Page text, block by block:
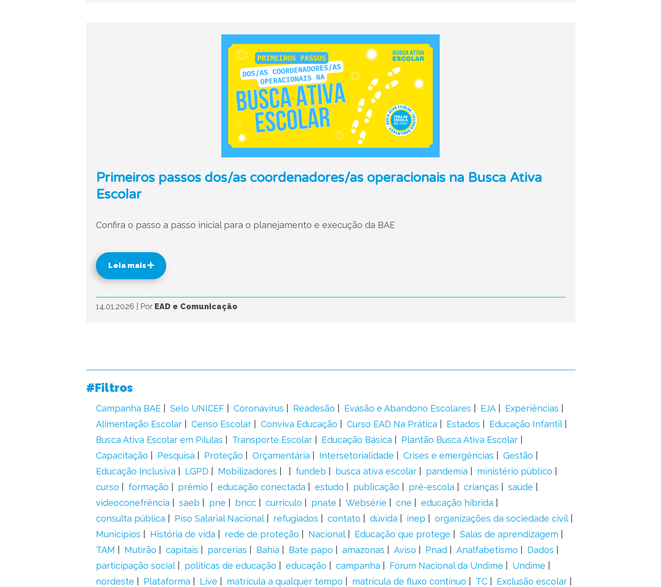
Primeiros passos dos/as coordenadores/as operacionais na Busca Ativa
Escolar
Confira o passo a passo inicial para o planejamento e execução da BAE
Leia mais
14.01.2026 Por EAD e Comunicação
#Filtros
Campanha BAE Selo UNICEF Coronavírus Readesão Evasão e Abandono Escolares EJA
Experiências
Alimentação Escolar
Censo Escolar Conviva Educação Curso EAD Na Prática Estados
Educação Infantil
Busca Ativa Escolar em Pílulas
Transporte Escolar Educação Básica
Plantão Busca Ativa Escolar
Capacitação
Pesquisa Proteção Orçamentária Intersetorialidade Crises e emergências
Gestão
Educação Inclusiva
LGPD Mobilizadores fundeb busca ativa escolar pandemia
ministério público
curso
formação prêmio educação conectada estudo publicação pré-escola crianças
saúde
videoconefrência
saeb pne bncc currículo pnate Websérie cne
educação híbrida
consulta pública
Piso Salarial Nacional refugiados contato dúvida inep
organizações da sociedade civil
Municípios
História de vida rede de proteção Nacional Educação que protege
Salas de aprendizagem
TAM
Mutirão capitais parcerias Bahia Bate papo amazonas Aviso Pnad Analfabetismo
Dados
participação social
políticas de educação educação campanha Fórum Nacional da Undime
Undime
nordeste
Plataforma Live matrícula a qualquer tempo matrícula de fluxo contínuo TC
Exclusão escolar